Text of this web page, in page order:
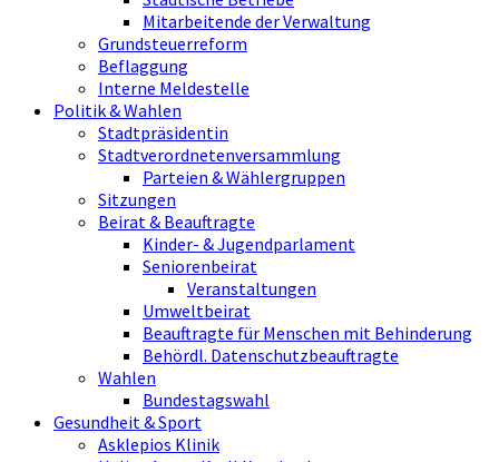
Mitarbeitende der Verwaltung
Grundsteuerreform
Beflaggung
Interne Meldestelle
Politik & Wahlen
Stadtpräsidentin
Stadtverordnetenversammlung
Parteien & Wählergruppen
Sitzungen
Beirat & Beauftragte
Kinder- & Jugendparlament
Seniorenbeirat
Veranstaltungen
Umweltbeirat
Beauftragte für Menschen mit Behinderung
Behördl. Datenschutzbeauftragte
Wahlen
Bundestagswahl
Gesundheit & Sport
Asklepios Klinik